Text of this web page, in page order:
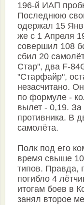
196-й ИАП
Последнюю
одержал 15
же с 1 Апреля
совершил 108
сбил 20
Стар", два F-
"Старфайр",
незасчитано.
по формуле -
вылет - 0,19.
противника. В
самолёта.
Полк под его
время свыше
типов. Правда,
погибло 4
итогам боев в
занял второе